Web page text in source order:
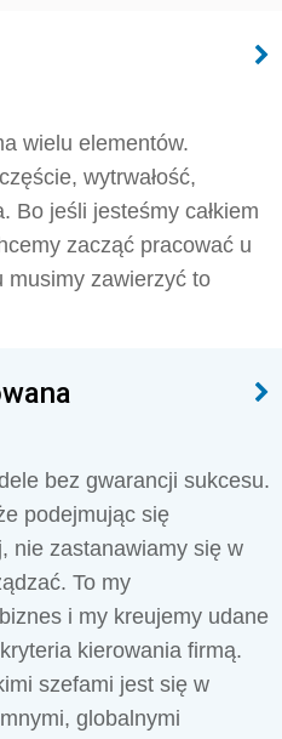
wielu elementów.
wytrwałość,
Bo jeśli jesteśmy całkiem
zacząć pracować u
musimy zawierzyć to
bez gwarancji sukcesu.
podejmując się
nie zastanawiamy się w
To my
i my kreujemy udane
kierowania firmą.
szefami jest się w
globalnymi